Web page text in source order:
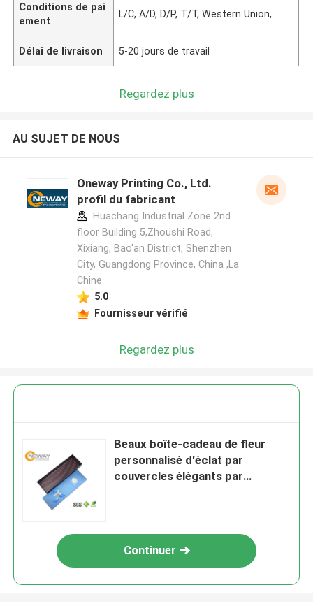
Conditions de pai
ement
L/C, A/D, D/P, T/T, Western Union,
Délai de livraison 5-20 jours de travail
Regardez plus
AU SUJET DE NOUS
Oneway Printing Co., Ltd.
profil du fabricant
Huachang Industrial Zone 2nd
floor Building 5,Zhoushi Road,
Xixiang, Bao'an District, Shenzhen
City, Guangdong Province, China ,La
Chine
5.0
Fournisseur vérifié
Regardez plus
Beaux boîte-cadeau de fleur
personnalisé d'éclat par
couvercles élégants par
Continuer